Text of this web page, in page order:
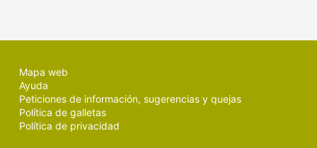
Mapa web
Ayuda
Peticiones de información, sugerencias y quejas
Política de galletas
Política de privacidad